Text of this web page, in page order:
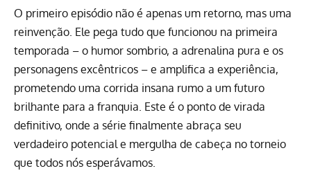
O primeiro episódio não é apenas um retorno, mas uma
reinvenção. Ele pega tudo que funcionou na primeira
temporada – o humor sombrio, a adrenalina pura e os
personagens excêntricos – e amplifica a experiência,
prometendo uma corrida insana rumo a um futuro
brilhante para a franquia. Este é o ponto de virada
definitivo, onde a série finalmente abraça seu
verdadeiro potencial e mergulha de cabeça no torneio
que todos nós esperávamos.